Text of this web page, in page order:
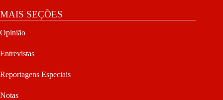
MAIS SEÇÕES
Opinião
Entrevistas
Reportagens Especiais
Notas